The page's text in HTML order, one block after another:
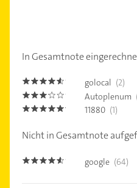
In Gesamtnote
4.5 golocal (2)
3.1000001 Autoplenum
5.0 11880 (1)
Nicht in Gesamtnote
4.5 google (64)